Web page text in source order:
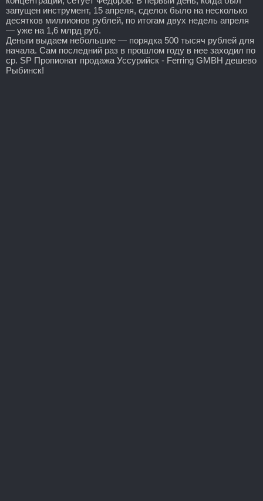
запущен инструмент, 15 апреля, сделок было на несколько
десятков миллионов рублей, по итогам двух недель апреля
— уже на 1,6 млрд руб.
Деньги выдаем небольшие — порядка 500 тысяч рублей для
начала. Сам последний раз в прошлом году в нее заходил по
ср. SP Пропионат продажа Уссурийск - Ferring GMBH дешево
Рыбинск!